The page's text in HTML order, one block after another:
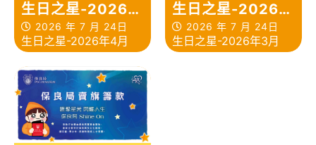
生日之星-2026年
4月2026 年 7 月 24日
生日之星-2026年4月
生日之星-2026年
3月2026 年 7 月 24日
生日之星-2026年3月